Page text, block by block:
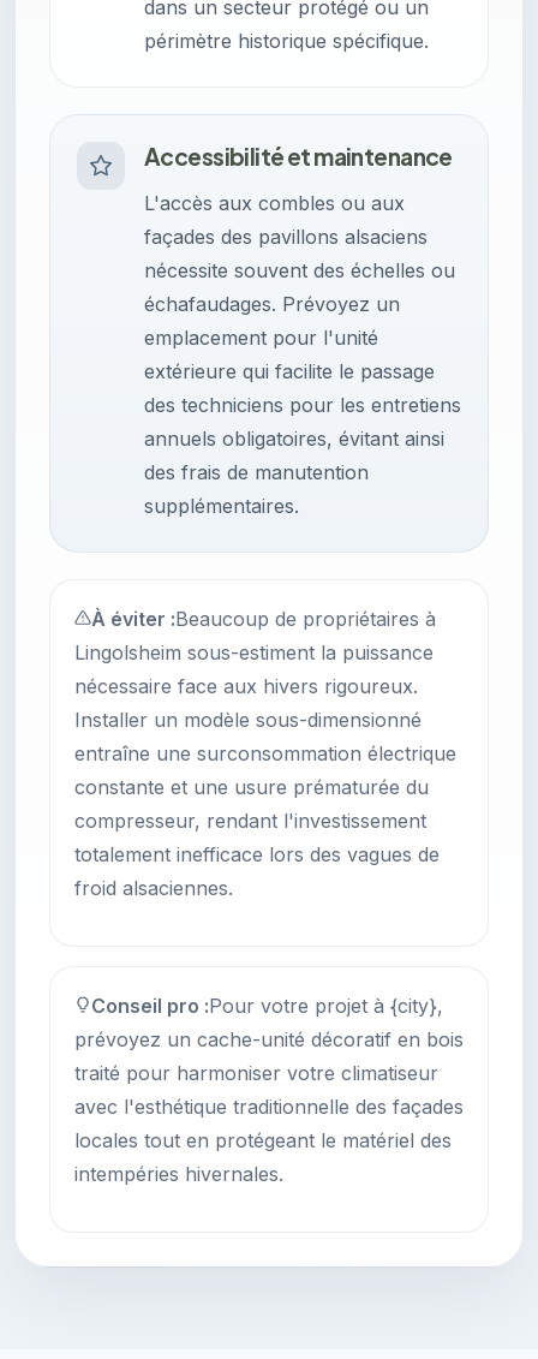
dans un secteur protégé ou un
périmètre historique spécifique.
Accessibilité et maintenance
L'accès aux combles ou aux
façades des pavillons alsaciens
nécessite souvent des échelles ou
échafaudages. Prévoyez un
emplacement pour l'unité
extérieure qui facilite le passage
des techniciens pour les entretiens
annuels obligatoires, évitant ainsi
des frais de manutention
supplémentaires.
À éviter :Beaucoup de propriétaires à
Lingolsheim sous-estiment la puissance
nécessaire face aux hivers rigoureux.
Installer un modèle sous-dimensionné
entraîne une surconsommation électrique
constante et une usure prématurée du
compresseur, rendant l'investissement
totalement inefficace lors des vagues de
froid alsaciennes.
Conseil pro :Pour votre projet à {city},
prévoyez un cache-unité décoratif en bois
traité pour harmoniser votre climatiseur
avec l'esthétique traditionnelle des façades
locales tout en protégeant le matériel des
intempéries hivernales.